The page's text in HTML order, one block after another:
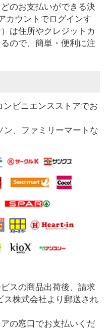
のお支払いができる決
カウントでログインす
は住所やクレジットカ
ので、簡単・便利に注
ンビニエンスストアでお
ン、ファミリーマートな
スの商品出荷後、請求
ス株式会社より郵送され
の窓口でお支払いくだ